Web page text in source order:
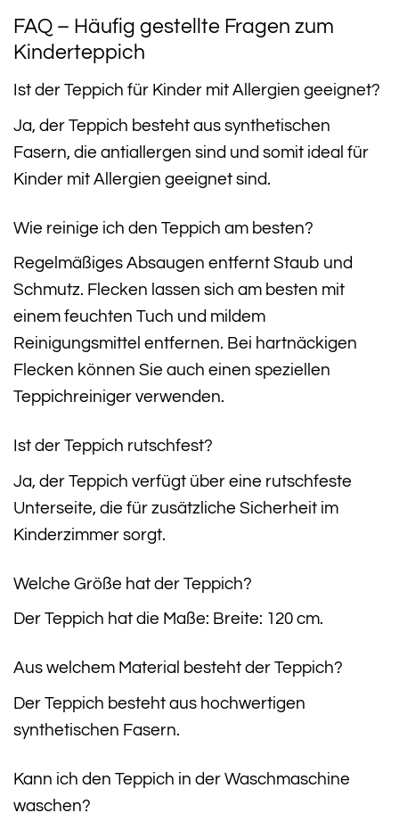
FAQ – Häufig gestellte Fragen zum
Kinderteppich
Ist der Teppich für Kinder mit Allergien geeignet?
Ja, der Teppich besteht aus synthetischen
Fasern, die antiallergen sind und somit ideal für
Kinder mit Allergien geeignet sind.
Wie reinige ich den Teppich am besten?
Regelmäßiges Absaugen entfernt Staub und
Schmutz. Flecken lassen sich am besten mit
einem feuchten Tuch und mildem
Reinigungsmittel entfernen. Bei hartnäckigen
Flecken können Sie auch einen speziellen
Teppichreiniger verwenden.
Ist der Teppich rutschfest?
Ja, der Teppich verfügt über eine rutschfeste
Unterseite, die für zusätzliche Sicherheit im
Kinderzimmer sorgt.
Welche Größe hat der Teppich?
Der Teppich hat die Maße: Breite: 120 cm.
Aus welchem Material besteht der Teppich?
Der Teppich besteht aus hochwertigen
synthetischen Fasern.
Kann ich den Teppich in der Waschmaschine
waschen?